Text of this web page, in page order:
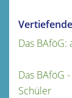
Das
Das BAföG
Schüler